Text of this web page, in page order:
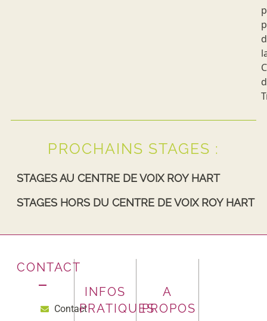
PROCHAINS STAGES :
STAGES AU CENTRE DE VOIX ROY HART
STAGES HORS DU CENTRE DE VOIX ROY HART
CONTACT
Contact
INFOS
PRATIQUES
A
PROPOS